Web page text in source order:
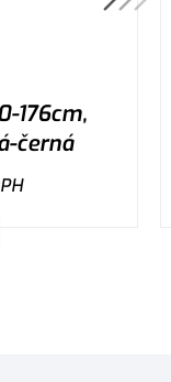
176cm,
černá